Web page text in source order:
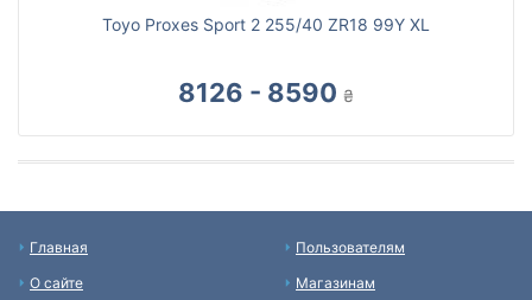
Toyo Proxes Sport 2 255/40 ZR18 99Y XL
8126 - 8590 ₴
Главная
О сайте
Пользователям
Магазинам